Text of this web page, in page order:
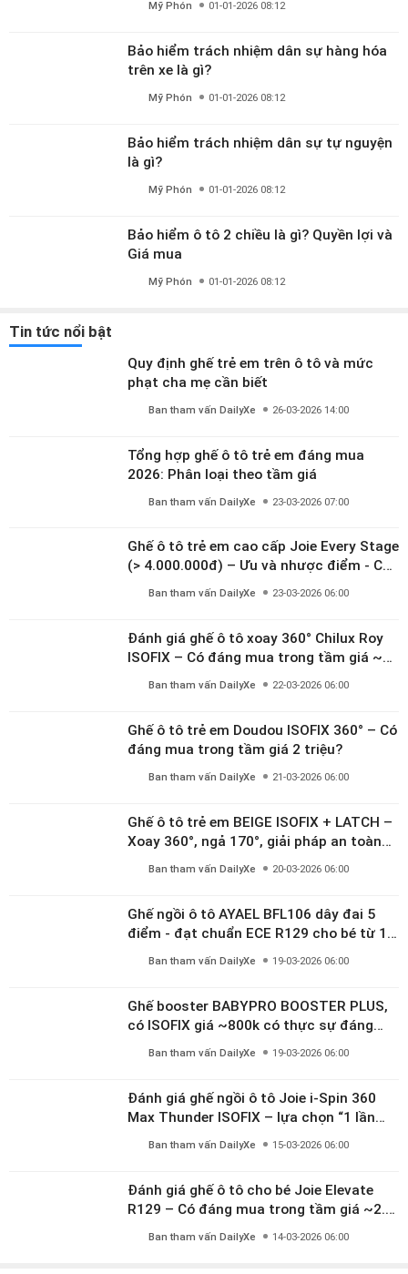
Mỹ Phón 01-01-2026 08:12
Bảo hiểm trách nhiệm dân sự hàng hóa
trên xe là gì?
Mỹ Phón 01-01-2026 08:12
Bảo hiểm trách nhiệm dân sự tự nguyện
là gì?
Mỹ Phón 01-01-2026 08:12
Bảo hiểm ô tô 2 chiều là gì? Quyền lợi và
Giá mua
Mỹ Phón 01-01-2026 08:12
Tin tức nổi bật
Quy định ghế trẻ em trên ô tô và mức
phạt cha mẹ cần biết
Ban tham vấn DailyXe 26-03-2026 14:00
Tổng hợp ghế ô tô trẻ em đáng mua
2026: Phân loại theo tầm giá
Ban tham vấn DailyXe 23-03-2026 07:00
Ghế ô tô trẻ em cao cấp Joie Every Stage
(> 4.000.000đ) – Ưu và nhược điểm - Có
đáng đầu tư cho bé từ 0–12 tuổi?
Ban tham vấn DailyXe 23-03-2026 06:00
Đánh giá ghế ô tô xoay 360° Chilux Roy
ISOFIX – Có đáng mua trong tầm giá ~3
Ban tham vấn DailyXe 22-03-2026 06:00
Ghế ô tô trẻ em Doudou ISOFIX 360° – Có
đáng mua trong tầm giá 2 triệu?
Ban tham vấn DailyXe 21-03-2026 06:00
Ghế ô tô trẻ em BEIGE ISOFIX + LATCH –
Xoay 360°, ngả 170°, giải pháp an toàn
linh hoạt cho bé 0–10 tuổi
Ban tham vấn DailyXe 20-03-2026 06:00
Ghế ngồi ô tô AYAEL BFL106 dây đai 5
điểm - đạt chuẩn ECE R129 cho bé từ 1–
Ban tham vấn DailyXe 19-03-2026 06:00
Ghế booster BABYPRO BOOSTER PLUS,
có ISOFIX giá ~800k có thực sự đáng
Ban tham vấn DailyXe 19-03-2026 06:00
Đánh giá ghế ngồi ô tô Joie i-Spin 360
Max Thunder ISOFIX – lựa chọn “1 lần
dùng đến 12 năm” có đáng giá gần 9
Ban tham vấn DailyXe 15-03-2026 06:00
Đánh giá ghế ô tô cho bé Joie Elevate
R129 – Có đáng mua trong tầm giá ~2.8
Ban tham vấn DailyXe 14-03-2026 06:00